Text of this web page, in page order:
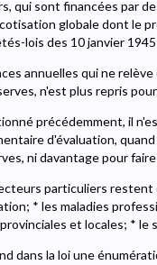
qui sont financées par
globale dont le
lois des 10 janvier
annuelles qui ne
n'est plus repris
précédemment, il
d'évaluation,
ni davantage pour
particuliers restent
* les maladies
et locales; *
dans la loi une